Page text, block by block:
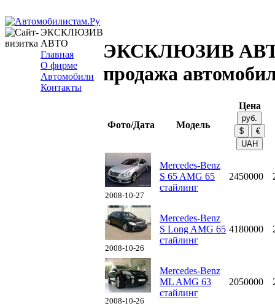
ЭКСКЛЮЗИВ
АВТО
Главная
О фирме
Автомобили
Контакты
ЭКСКЛЮЗИВ
продажа
Фото/Дата Модель
Цена
2008-10-27
Mercedes-Benz
S 65 AMG 65
стайлинг
2450000
2008-10-26
Mercedes-Benz
S Long AMG 65
стайлинг
4180000
2008-10-26
Mercedes-Benz
ML AMG 63
стайлинг
2050000